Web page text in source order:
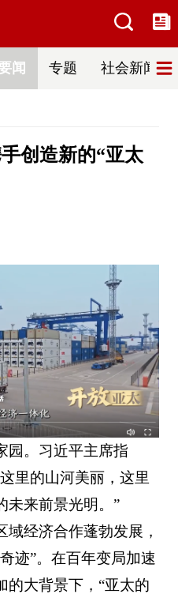
闻 专题 社会新闻
创造新的“亚太
园。习近平主席指
里的山河美丽，这里
未来前景光明。”
经济合作蓬勃发展，
迹”。在百年变局加速
的大背景下，“亚太的